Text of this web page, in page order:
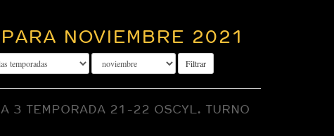
NOVIEMBRE 2021
Filtrar
3 TEMPORADA 21-22 OSCYL. TURNO